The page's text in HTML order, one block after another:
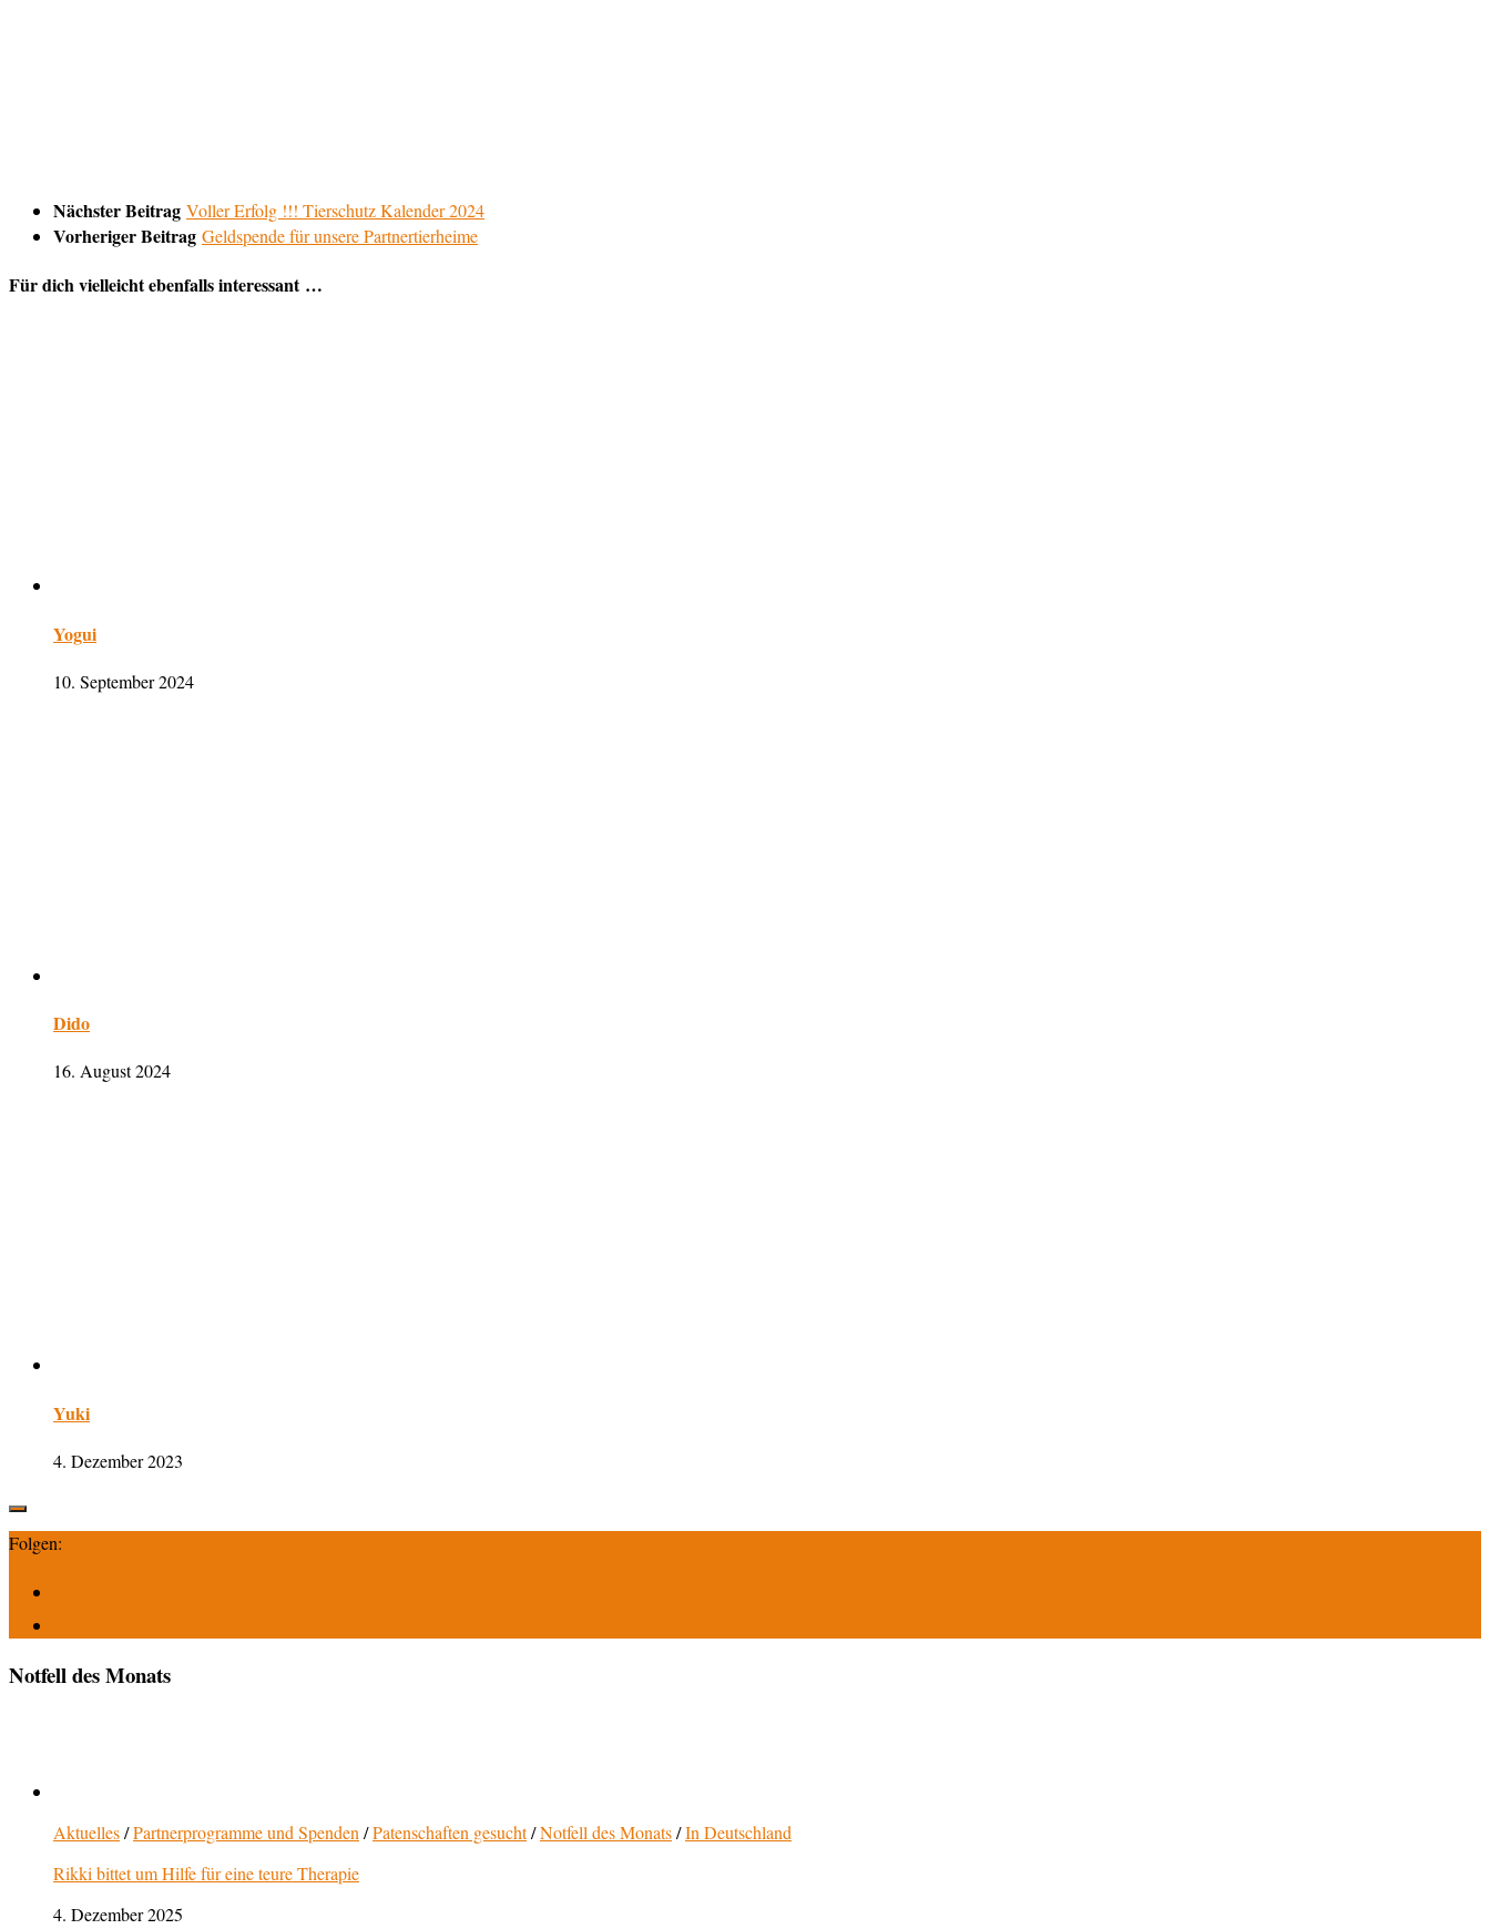
Nächster Beitrag Voller Erfolg !!! Tierschutz Kalender 2024
Vorheriger Beitrag Geldspende für unsere Partnertierheime
Für dich vielleicht ebenfalls interessant …
Yogui
10. September 2024
Dido
16. August 2024
Yuki
4. Dezember 2023
Folgen:
Notfell des Monats
Aktuelles/Partnerprogramme und Spenden/Patenschaften gesucht/Notfell des Monats/In Deutschland
Rikki bittet um Hilfe für eine teure Therapie
4. Dezember 2025